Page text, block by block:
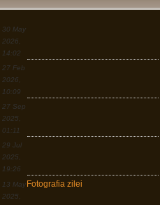
războiul cea mai bună resursă a Europei sunt
Pârvu Florin
19 Mar 2026, 00:50
LINK
Pârvu Florin
30 Dec 2025, 18:17
Dacă e ceva ce am învățat în viața asta,
care te iubesc, e faptul că o criză e în egală
măsură o oportunitate, dar asta doar în
măsura în care ești dispus să sacrifici
confortul pe termen scurt și să ți asumi
riscuri.
30 May
2026,
14:02
27 Feb
2026,
10:09
27 Sep
2025,
01:11
29 Jul
2025,
19:26
13 May
2025,
Fotografia zilei